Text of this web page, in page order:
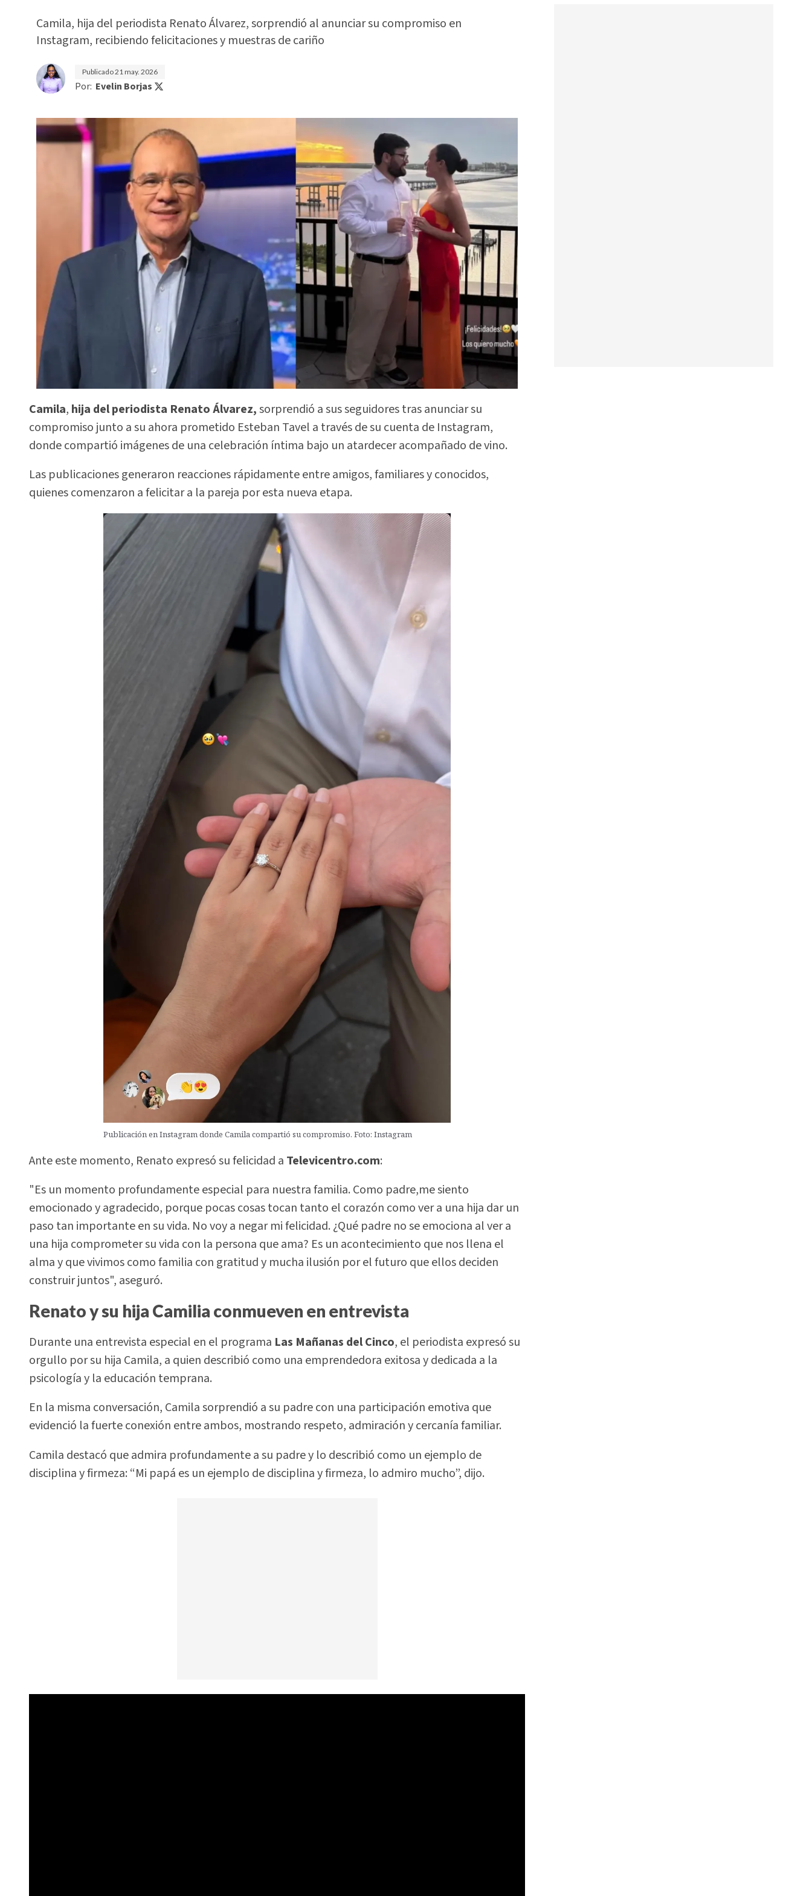
Camila, hija del periodista Renato Álvarez, sorprendió al anunciar su compromiso en
Instagram, recibiendo felicitaciones y muestras de cariño
Publicado21 may. 2026
Por: Evelin Borjas
Camila, hija del periodista Renato Álvarez,sorprendió a sus seguidores tras anunciar su
compromiso junto a su ahora prometido Esteban Tavel a través de su cuenta de Instagram,
donde compartió imágenes de una celebración íntima bajo un atardecer acompañado de vino.
Las publicaciones generaron reacciones rápidamente entre amigos, familiares y conocidos,
quienes comenzaron a felicitar a la pareja por esta nueva etapa.
Publicación en Instagram donde Camila compartió su compromiso. Foto: Instagram
Ante este momento, Renato expresó su felicidad a Televicentro.com:
"Es un momento profundamente especial para nuestra familia. Como padre,me siento
emocionado y agradecido, porque pocas cosas tocan tanto el corazón como ver a una hija dar un
paso tan importante en su vida. No voy a negar mi felicidad. ¿Qué padre no se emociona al ver a
una hija comprometer su vida con la persona que ama? Es un acontecimiento que nos llena el
alma y que vivimos como familia con gratitud y mucha ilusión por el futuro que ellos deciden
construir juntos", aseguró.
Renato y su hija Camilia conmueven en entrevista
Durante una entrevista especial en el programa Las Mañanas del Cinco, el periodista expresó su
orgullo por su hija Camila, a quien describió como una emprendedora exitosa y dedicada a la
psicología y la educación temprana.
En la misma conversación, Camila sorprendió a su padre con una participación emotiva que
evidenció la fuerte conexión entre ambos, mostrando respeto, admiración y cercanía familiar.
Camila destacó que admira profundamente a su padre y lo describió como un ejemplo de
disciplina y firmeza: “Mi papá es un ejemplo de disciplina y firmeza, lo admiro mucho”, dijo.